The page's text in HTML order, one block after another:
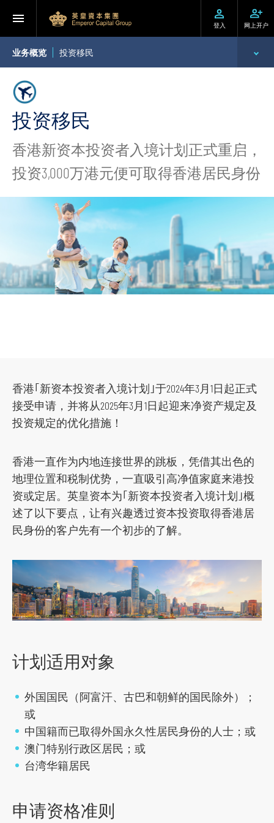
登入 网上开户
业务概览 投资移民
环球投资产品
财富管理
资产管理
企业融资
机构业务
市场策略及研究​
投资移民
香港新资本投资者入境计划正式重启，
投资3,000万港元便可取得香港居民身份
香港｢新资本投资者入境计划｣于2024年3月1日起正式
接受申请，并将从2025年3月1日起迎来净资产规定及
投资规定的优化措施！
香港一直作为内地连接世界的跳板，凭借其出色的
地理位置和税制优势，一直吸引高净值家庭来港投
资或定居。英皇资本为｢新资本投资者入境计划｣概
述了以下要点，让有兴趣透过资本投资取得香港居
民身份的客户先有一个初步的了解。
计划适用对象
外国国民（阿富汗、古巴和朝鲜的国民除外）；
或
中国籍而已取得外国永久性居民身份的人士；或
澳门特别行政区居民；或
台湾华籍居民
申请资格准则